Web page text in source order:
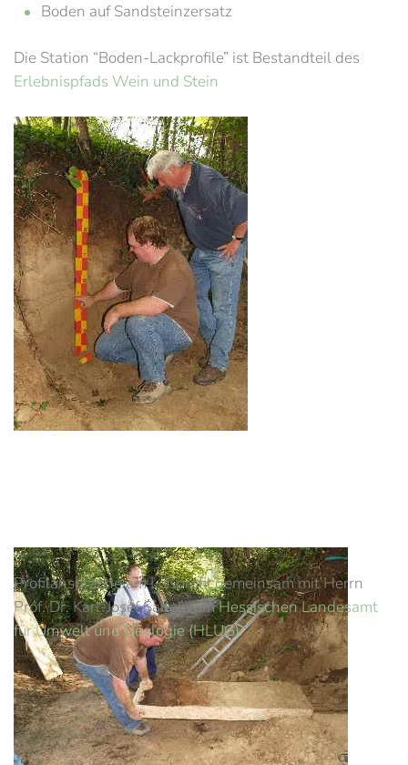
Boden auf Sandsteinzersatz
Die Station “Boden-Lackprofile” ist Bestandteil des
Erlebnispfads Wein und Stein
Profilansprache am Lößprofil gemeinsam mit Herrn
Prof. Dr. Karl-Josef Sabel vomHessischen Landesamt
für Umwelt und Geologie (HLUG).